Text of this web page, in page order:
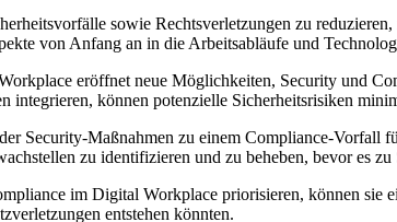
sowie Rechtsverletzungen zu
von Anfang an in die Arbeitsabläufe und
eröffnet neue Möglichkeiten, Security und
integrieren, können potenzielle Sicherheitsrisiken
Security-Maßnahmen zu einem Compliance-
zu identifizieren und zu beheben, bevor es
im Digital Workplace priorisieren, können sie
entstehen könnten.